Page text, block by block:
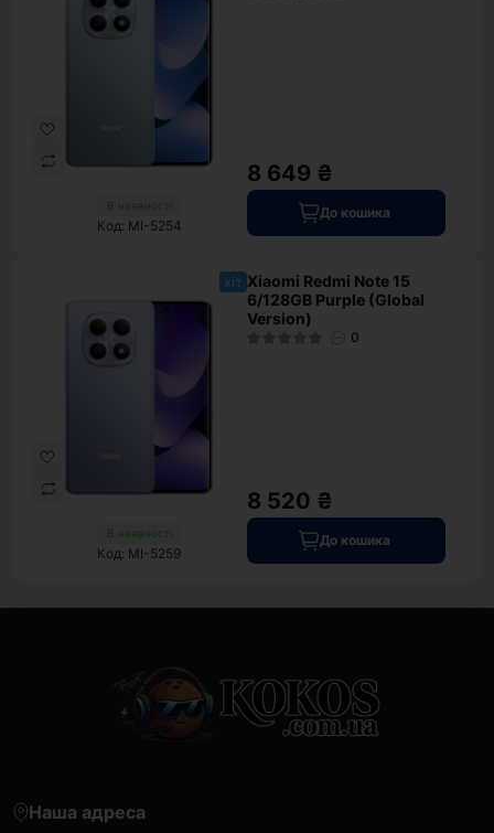
В наявності
Код: MI-5254
8 649 ₴
До кошика
хіт
В наявності
Код: MI-5259
Xiaomi Redmi Note 15
6/128GB Purple (Global
Version)
0
8 520 ₴
До кошика
Наша адреса